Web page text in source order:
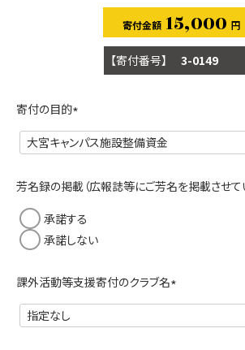
15,000
商品番号 3-0149
寄付の目的
(
必
)
芳名録の掲載（広報誌等にご芳名を掲載させて
承諾する
承諾しない
課外活動等支援寄付のクラブ名
(